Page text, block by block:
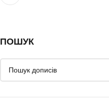
ПОШУК